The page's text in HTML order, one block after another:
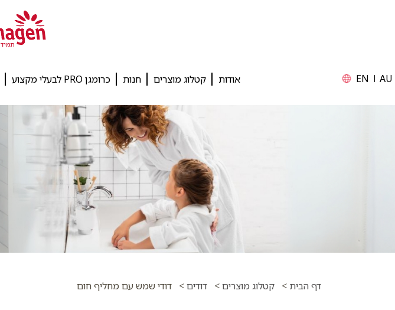
AU
EN אודות קטלוג מוצרים חנות כרומגן PRO לבעלי מקצוע
דף הבית > קטלוג מוצרים> דודים> דודי שמש עם מחליף חום